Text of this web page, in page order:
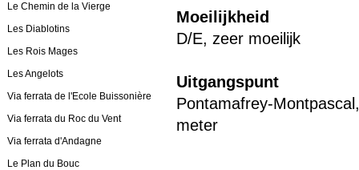
Le Chemin de la Vierge
Les Diablotins
Les Rois Mages
Les Angelots
Via ferrata de l'Ecole Buissonière
Via ferrata du Roc du Vent
Via ferrata d'Andagne
Le Plan du Bouc
Moeilijkheid
D/E, zeer moeilijk
Uitgangspunt
Pontamafrey-
meter